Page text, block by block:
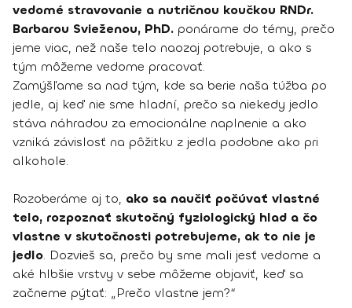
vedomé stravovanie a nutričnou koučkou RNDr.
Barbarou Svieženou, PhD. ponárame do témy, prečo
jeme viac, než naše telo naozaj potrebuje, a ako s
tým môžeme vedome pracovať.
Zamýšľame sa nad tým, kde sa berie naša túžba po
jedle, aj keď nie sme hladní, prečo sa niekedy jedlo
stáva náhradou za emocionálne naplnenie a ako
vzniká závislosť na pôžitku z jedla podobne ako pri
alkohole.
Rozoberáme aj to, ako sa naučiť počúvať vlastné
telo, rozpoznať skutočný fyziologický hlad a čo
vlastne v skutočnosti potrebujeme, ak to nie je
jedlo. Dozvieš sa, prečo by sme mali jesť vedome a
aké hlbšie vrstvy v sebe môžeme objaviť, keď sa
začneme pýtať: „Prečo vlastne jem?“